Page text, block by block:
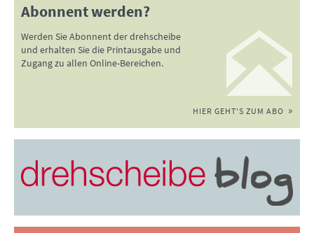
Abonnent werden?
Werden Sie Abonnent der drehscheibe
und erhalten Sie die Printausgabe und
Zugang zu allen Online-Bereichen.
HIER GEHT'S ZUM ABO